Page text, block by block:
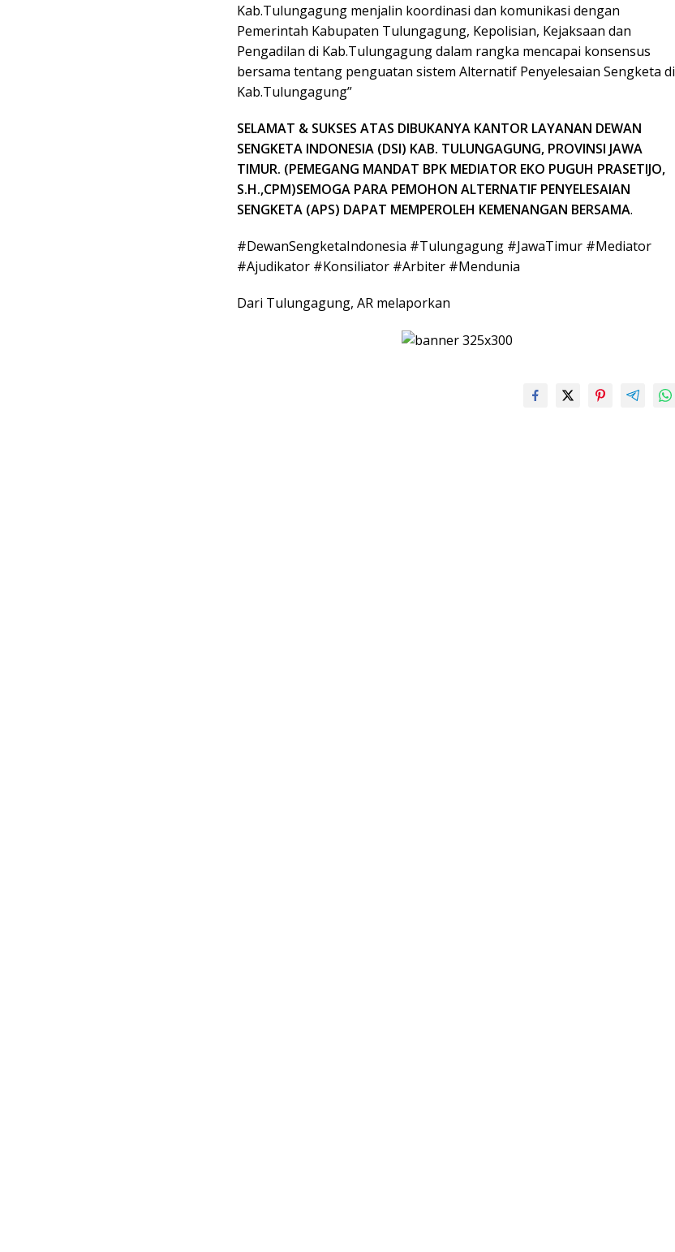
Kab.Tulungagung menjalin koordinasi dan komunikasi dengan
Pemerintah Kabupaten Tulungagung, Kepolisian, Kejaksaan dan
Pengadilan di Kab.Tulungagung dalam rangka mencapai konsensus
bersama tentang penguatan sistem Alternatif Penyelesaian Sengketa di
Kab.Tulungagung”
SELAMAT & SUKSES ATAS DIBUKANYA KANTOR LAYANAN DEWAN
SENGKETA INDONESIA (DSI) KAB. TULUNGAGUNG, PROVINSI JAWA
TIMUR. (PEMEGANG MANDAT BPK MEDIATOR EKO PUGUH PRASETIJO,
S.H.,CPM)SEMOGA PARA PEMOHON ALTERNATIF PENYELESAIAN
SENGKETA (APS) DAPAT MEMPEROLEH KEMENANGAN BERSAMA.
#DewanSengketaIndonesia #Tulungagung #JawaTimur #Mediator
#Ajudikator #Konsiliator #Arbiter #Mendunia
Dari Tulungagung, AR melaporkan